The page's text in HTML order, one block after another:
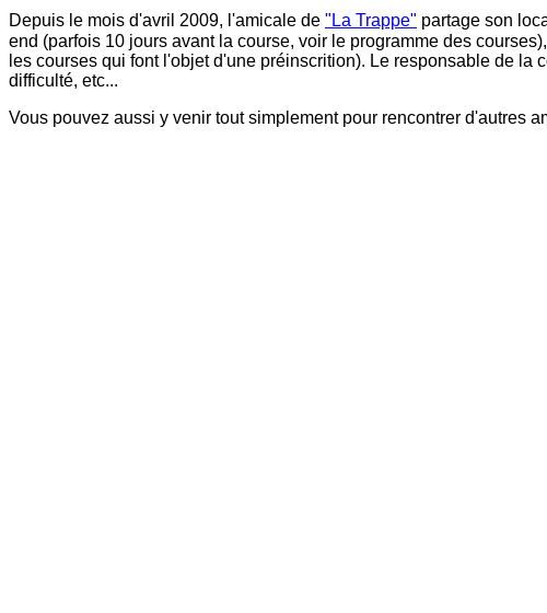
Depuis le mois d'avril 2009, l'amicale de "La Trappe" partage son
end (parfois 10 jours avant la course, voir le programme des
les courses qui font l'objet d'une préinscrition). Le responsable de
difficulté, etc...
Vous pouvez aussi y venir tout simplement pour rencontrer d'autres